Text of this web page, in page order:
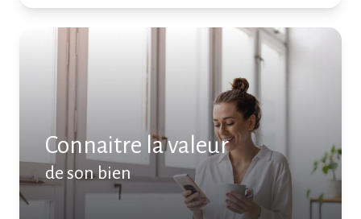
Connaitre la valeur
de son bien